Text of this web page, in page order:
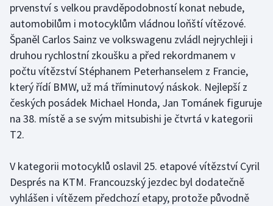
Plavání
Plážový volejbal
Ragby
Rychlobruslení
Rychlostní kanoistika
Short track
Sportovní střelba
prvenství s velkou pravděpodobností konat nebude,
automobilům i motocyklům vládnou loňští vítězové.
Španěl Carlos Sainz ve volkswagenu zvládl nejrychleji i
druhou rychlostní zkoušku a před rekordmanem v
počtu vítězství Stéphanem Peterhanselem z Francie,
který řídí BMW, už má tříminutový náskok. Nejlepší z
českých posádek Michael Honda, Jan Tománek figuruje
na 38. místě a se svým mitsubishi je čtvrtá v kategorii
T2.
V kategorii motocyklů oslavil 25. etapové vítězství Cyril
Després na KTM. Francouzský jezdec byl dodatečně
vyhlášen i vítězem předchozí etapy, protože původně